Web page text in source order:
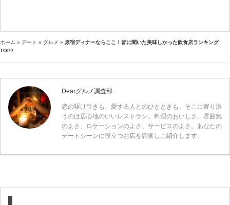
ホーム » デート » グルメ » 原宿ディナーならここ！皆に聞いた美味しかった飲食店ランキング
TOP7
Dearグルメ調査部
恋の駆け引きも、愛する人とのひとときも、そこに寄り添
うのは居心地のいいレストラン。料理のおいしさ、雰囲気
のよさ、ロケーションのよさ、サービスのよさ。あなたの
デートシーンに役立つお店を調査しご紹介します。